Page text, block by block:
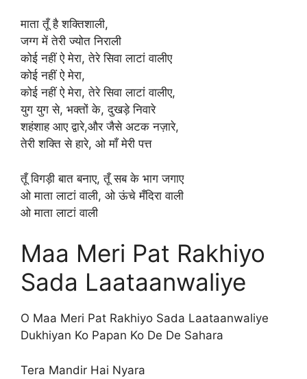
माता तूँ है शक्तिशाली,
जग्ग में तेरी ज्योत निराली
कोई नहीं ऐ मेरा, तेरे सिवा लाटां वालीए
कोई नहीं ऐ मेरा,
कोई नहीं ऐ मेरा, तेरे सिवा लाटां वालीए,
युग युग से, भक्तों के, दुखड़े निवारे
शहंशाह आए द्वारे,और जैसे अटक नज़ारे,
तेरी शक्ति से हारे, ओ माँ मेरी पत्त
तूँ विगड़ी बात बनाए, तूँ सब के भाग जगाए
ओ माता लाटां वाली, ओ ऊंचे मँदिरा वाली
ओ माता लाटां वाली
Maa Meri Pat Rakhiyo
Sada Laataanwaliye
O Maa Meri Pat Rakhiyo Sada Laataanwaliye
Dukhiyan Ko Papan Ko De De Sahara
Tera Mandir Hai Nyara